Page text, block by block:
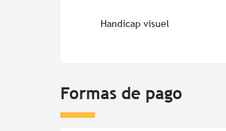
Handicap visuel
Formas de pago